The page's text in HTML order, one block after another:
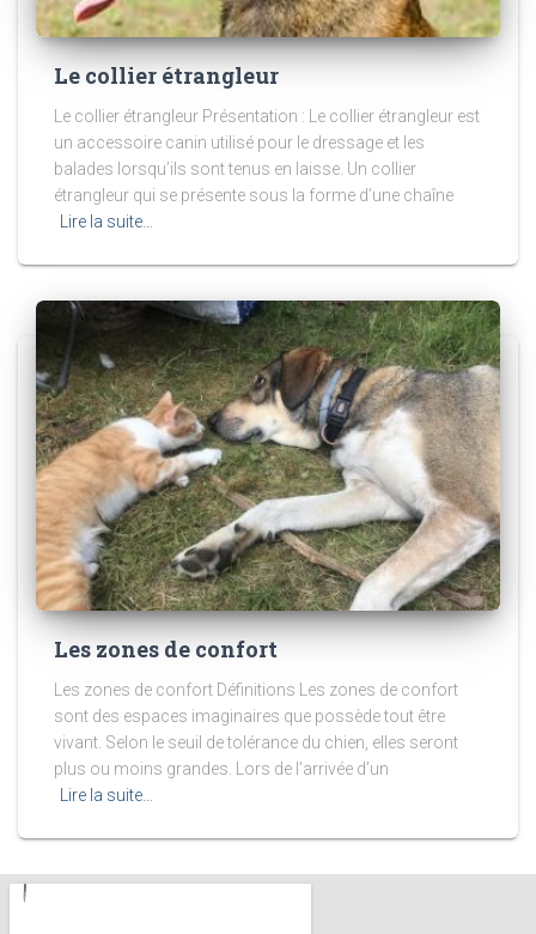
Le collier étrangleur
Le collier étrangleur Présentation : Le collier étrangleur est
un accessoire canin utilisé pour le dressage et les
balades lorsqu’ils sont tenus en laisse. Un collier
étrangleur qui se présente sous la forme d’une chaîne
Lire la suite…
Les zones de confort
Les zones de confort Définitions Les zones de confort
sont des espaces imaginaires que possède tout être
vivant. Selon le seuil de tolérance du chien, elles seront
plus ou moins grandes. Lors de l’arrivée d’un
Lire la suite…